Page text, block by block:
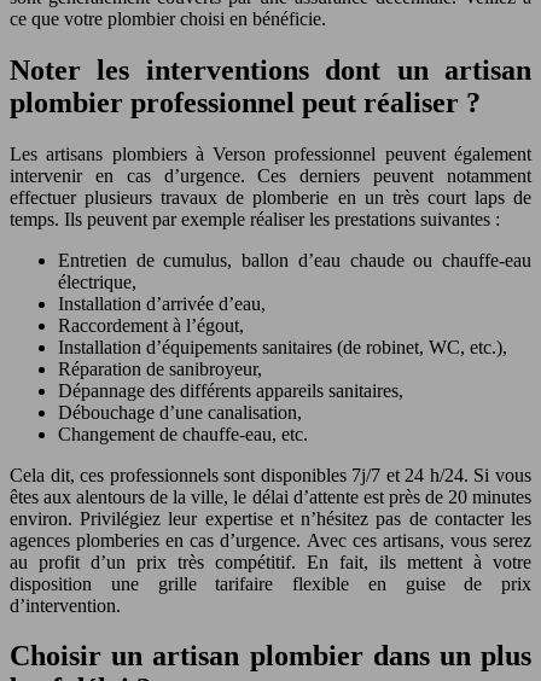
ce que votre plombier choisi en bénéficie.
Noter les interventions dont un artisan
plombier professionnel peut réaliser ?
Les artisans plombiers à Verson professionnel peuvent également
intervenir en cas d’urgence. Ces derniers peuvent notamment
effectuer plusieurs travaux de plomberie en un très court laps de
temps. Ils peuvent par exemple réaliser les prestations suivantes :
Entretien de cumulus, ballon d’eau chaude ou chauffe-eau
électrique,
Installation d’arrivée d’eau,
Raccordement à l’égout,
Installation d’équipements sanitaires (de robinet, WC, etc.),
Réparation de sanibroyeur,
Dépannage des différents appareils sanitaires,
Débouchage d’une canalisation,
Changement de chauffe-eau, etc.
Cela dit, ces professionnels sont disponibles 7j/7 et 24 h/24. Si vous
êtes aux alentours de la ville, le délai d’attente est près de 20 minutes
environ. Privilégiez leur expertise et n’hésitez pas de contacter les
agences plomberies en cas d’urgence. Avec ces artisans, vous serez
au profit d’un prix très compétitif. En fait, ils mettent à votre
disposition une grille tarifaire flexible en guise de prix
d’intervention.
Choisir un artisan plombier dans un plus